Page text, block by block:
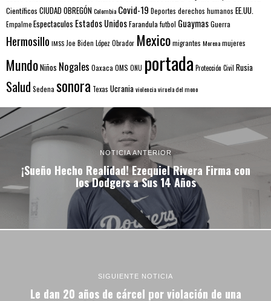
Científicos CIUDAD OBREGÓNColombia Covid-19 Deportes derechos humanos EE.UU.
EmpalmeEspectaculos Estados UnidosFarandulafutbol GuaymasGuerra
Hermosillo IMSS Joe Biden López Obrador Mexicomigrantes Morenamujeres
MundoNiños Nogales Oaxaca OMS ONU portada Protección Civil Rusia
Salud Sedena sonora Texas Ucraniaviolenciaviruela del mono
NOTICIA ANTERIOR
¡Sueño Hecho Realidad! Ezequiel Rivera Firma con
los Dodgers a Sus 14 Años
SIGUIENTE NOTICIA
Le dan 20 años de cárcel por violación de una